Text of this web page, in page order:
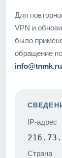
Для
VPN и
было
обращение
info@tnmk.ru
IP-адрес
Страна